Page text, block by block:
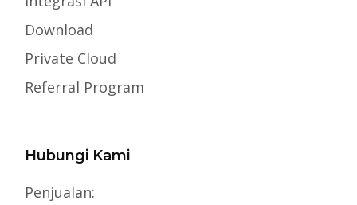
Download
Private Cloud
Referral Program
Hubungi Kami
Penjualan: